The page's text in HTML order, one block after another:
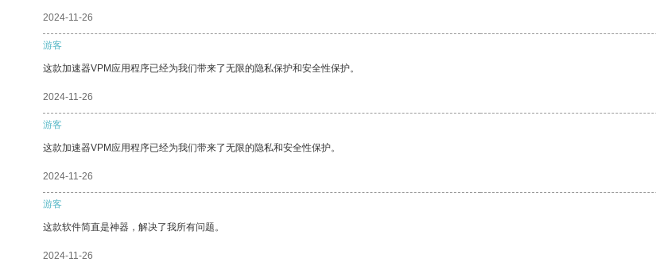
2024-11-26
游客
这款加速器VPM应用程序已经为我们带来了无限的隐私保护和安全性保护。
2024-11-26
游客
这款加速器VPM应用程序已经为我们带来了无限的隐私和安全性保护。
2024-11-26
游客
这款软件简直是神器，解决了我所有问题。
2024-11-26